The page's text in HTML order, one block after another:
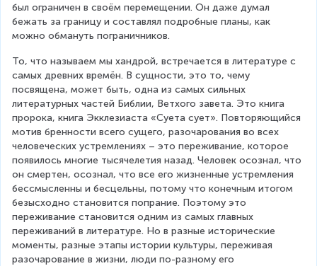
был ограничен в своём перемещении. Он даже думал
бежать за границу и составлял подробные планы, как
можно обмануть пограничников.
То, что называем мы хандрой, встречается в литературе с
самых древних времён. В сущности, это то, чему
посвящена, может быть, одна из самых сильных
литературных частей Библии, Ветхого завета. Это книга
пророка, книга Экклезиаста «Суета сует». Повторяющийся
мотив бренности всего сущего, разочарования во всех
человеческих устремлениях – это переживание, которое
появилось многие тысячелетия назад. Человек осознал, что
он смертен, осознал, что все его жизненные устремления
бессмысленны и бесцельны, потому что конечным итогом
безысходно становится попрание. Поэтому это
переживание становится одним из самых главных
переживаний в литературе. Но в разные исторические
моменты, разные этапы истории культуры, переживая
разочарование в жизни, люди по-разному его